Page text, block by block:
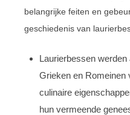
belangrijke feiten en
geschiedenis van
Laurierbessen
Grieken en Romeinen
culinaire
hun vermeende